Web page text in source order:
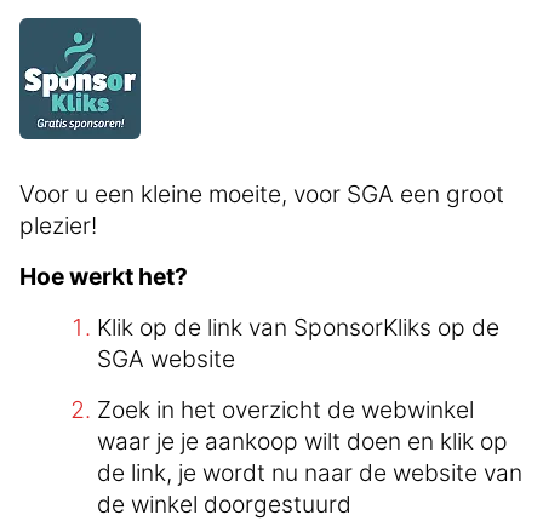
Voor u een kleine moeite, voor SGA een groot
plezier!
Hoe werkt het?
Klik op de link van SponsorKliks op de
SGA website
Zoek in het overzicht de webwinkel
waar je je aankoop wilt doen en klik op
de link, je wordt nu naar de website van
de winkel doorgestuurd